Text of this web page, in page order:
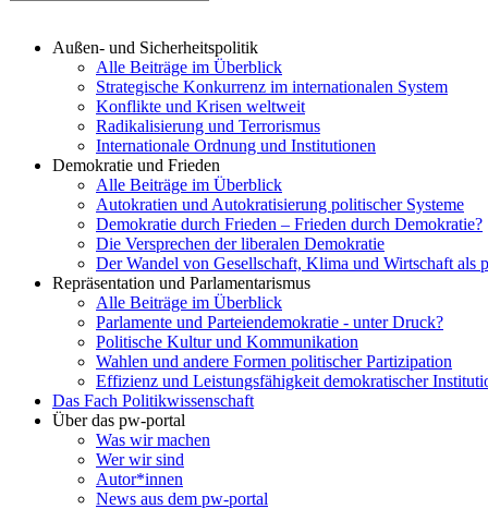
Außen- und Sicherheitspolitik
Alle Beiträge im Überblick
Strategische Konkurrenz im internationalen System
Konflikte und Krisen weltweit
Radikalisierung und Terrorismus
Internationale Ordnung und Institutionen
Demokratie und Frieden
Alle Beiträge im Überblick
Autokratien und Autokratisierung politischer Systeme
Demokratie durch Frieden – Frieden durch Demokratie?
Die Versprechen der liberalen Demokratie
Der Wandel von Gesellschaft, Klima und Wirtschaft als
Repräsentation und Parlamentarismus
Alle Beiträge im Überblick
Parlamente und Parteiendemokratie - unter Druck?
Politische Kultur und Kommunikation
Wahlen und andere Formen politischer Partizipation
Effizienz und Leistungsfähigkeit demokratischer
Das Fach Politikwissenschaft
Über das pw-portal
Was wir machen
Wer wir sind
Autor*innen
News aus dem pw-portal